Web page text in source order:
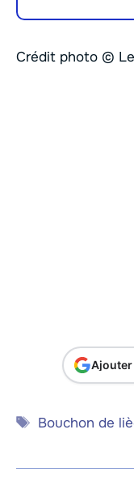
Crédit photo ©
Ajouter
Étiquettes
Bouchon de